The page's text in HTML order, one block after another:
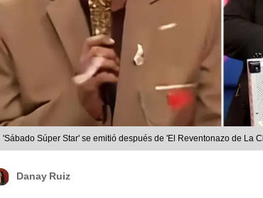
'Sábado Súper Star' se emitió después de 'El Reventonazo de La
Danay Ruiz